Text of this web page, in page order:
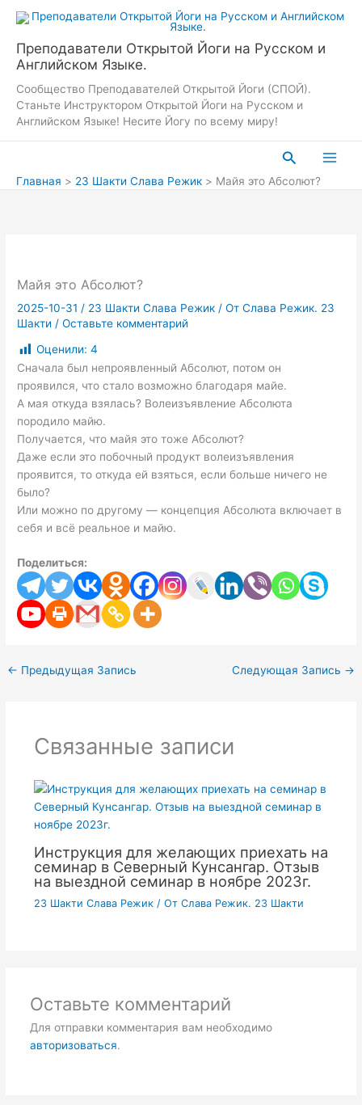
содержимому
Преподаватели Открытой Йоги на Русском и
Английском Языке.
Сообщество Преподавателей Открытой Йоги (СПОЙ).
Станьте Инструктором Открытой Йоги на Русском и
Английском Языке! Несите Йогу по всему миру!
Поиск
Главная 23 Шакти Слава Режик Майя это Абсолют?
Майя это Абсолют?
2025-10-31 / 23 Шакти Слава Режик / ОтСлава Режик. 23
Шакти /Оставьте комментарий
Оценили: 4
Сначала был непроявленный Абсолют, потом он
проявился, что стало возможно благодаря майе.
А мая откуда взялась? Волеизъявление Абсолюта
породило майю.
Получается, что майя это тоже Абсолют?
Даже если это побочный продукт волеизъявления
проявится, то откуда ей взяться, если больше ничего не
было?
Или можно по другому — концепция Абсолюта включает в
себя и всё реальное и майю.
Поделиться:
← Предыдущая Запись Следующая Запись →
Связанные записи
Инструкция для желающих приехать на
семинар в Северный Кунсангар. Отзыв
на выездной семинар в ноябре 2023г.
23 Шакти Слава Режик/ От Слава Режик. 23 Шакти
Оставьте комментарий
Для отправки комментария вам необходимо
авторизоваться.